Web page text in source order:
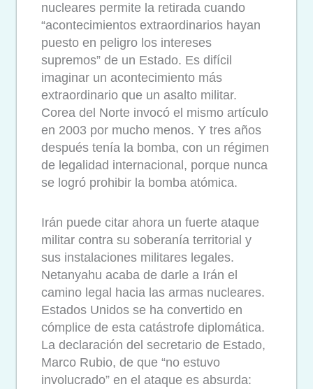
nucleares permite la retirada cuando
“acontecimientos extraordinarios hayan
puesto en peligro los intereses
supremos” de un Estado. Es difícil
imaginar un acontecimiento más
extraordinario que un asalto militar.
Corea del Norte invocó el mismo artículo
en 2003 por mucho menos. Y tres años
después tenía la bomba, con un régimen
de legalidad internacional, porque nunca
se logró prohibir la bomba atómica.
Irán puede citar ahora un fuerte ataque
militar contra su soberanía territorial y
sus instalaciones militares legales.
Netanyahu acaba de darle a Irán el
camino legal hacia las armas nucleares.
Estados Unidos se ha convertido en
cómplice de esta catástrofe diplomática.
La declaración del secretario de Estado,
Marco Rubio, de que “no estuvo
involucrado” en el ataque es absurda: